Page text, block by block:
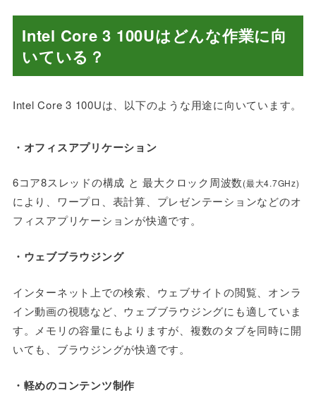
Intel Core 3 100Uはどんな作業に向
いている？
Intel Core 3 100Uは、以下のような用途に向いています。
・オフィスアプリケーション
6コア8スレッドの構成 と 最大クロック周波数(最大4.7GHz)
により、ワープロ、表計算、プレゼンテーションなどのオ
フィスアプリケーションが快適です。
・ウェブブラウジング
インターネット上での検索、ウェブサイトの閲覧、オンラ
イン動画の視聴など、ウェブブラウジングにも適していま
す。メモリの容量にもよりますが、複数のタブを同時に開
いても、ブラウジングが快適です。
・軽めのコンテンツ制作